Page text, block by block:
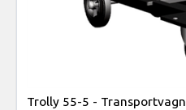
Trolly 55-5 - Transportvagn